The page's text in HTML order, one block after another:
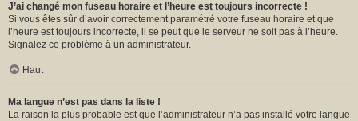
J’ai changé mon fuseau horaire et l’heure est toujours incorrecte !
Si vous êtes sûr d’avoir correctement paramétré votre fuseau horaire et que
l’heure est toujours incorrecte, il se peut que le serveur ne soit pas à l’heure.
Signalez ce problème à un administrateur.
Haut
Ma langue n’est pas dans la liste !
La raison la plus probable est que l’administrateur n’a pas installé votre langue